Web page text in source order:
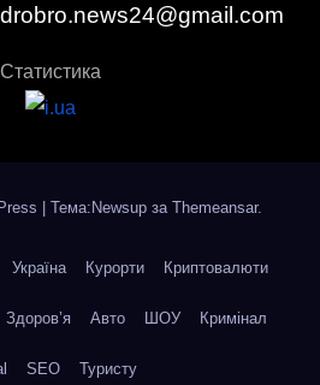
drobro.news24@gmail.com
Статистика
Тема:Newsup за Themeansar.
Україна Курорти Криптовалюти
Здоров’я Авто ШОУ Кримінал
SEO Туристу